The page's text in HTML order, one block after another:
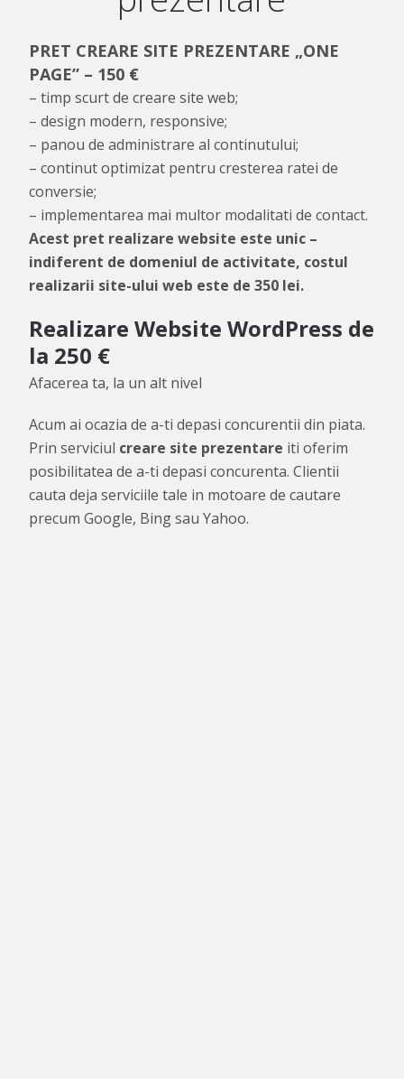
PRET CREARE SITE PREZENTARE „ONE
PAGE” – 150 €
– timp scurt de creare site web;
– design modern, responsive;
– panou de administrare al continutului;
– continut optimizat pentru cresterea ratei de
conversie;
– implementarea mai multor modalitati de contact.
Acest pret realizare website este unic –
indiferent de domeniul de activitate, costul
realizarii site-ului web este de 350 lei.
Realizare Website WordPress de
la 250 €
Afacerea ta, la un alt nivel
Acum ai ocazia de a-ti depasi concurentii din piata.
Prin serviciul creare site prezentare iti oferim
posibilitatea de a-ti depasi concurenta. Clientii
cauta deja serviciile tale in motoare de cautare
precum Google, Bing sau Yahoo.